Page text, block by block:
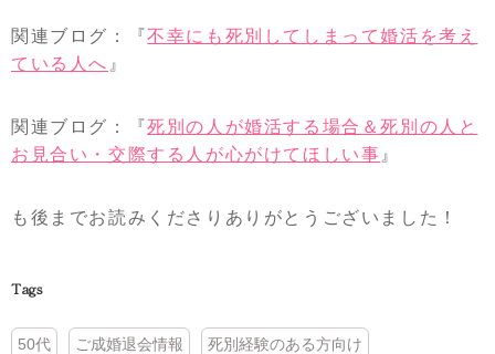
関連ブログ：『不幸にも死別してしまって婚活を考え
ている人へ 』
関連ブログ：『死別の人が婚活する場合＆死別の人と
お見合い・交際する人が心がけてほしい事 』
も後までお読みくださりありがとうございました！
Tags
50代 ご成婚退会情報 死別経験のある方向け